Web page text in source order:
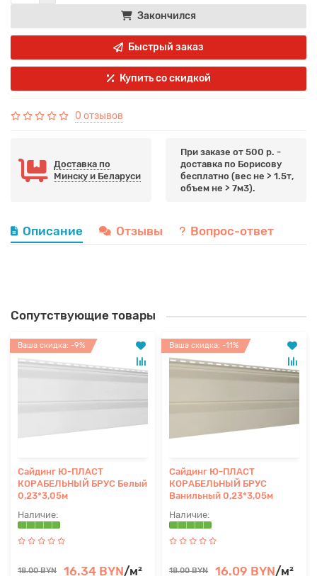
Закончился
Быстрый заказ
Купить со скидкой
0 отзывов
Доставка по
Минску и Беларуси
При заказе от 500 р. -
доставка по Борисову
бесплатно (вес не > 1.5т,
объем не > 7м3).
Описание Отзывы Вопрос-ответ
Сопутствующие товары
Ваша скидка: -9%
Сайдинг Ю-ПЛАСТ
КОРАБЕЛЬНЫЙ БРУС Белый
0,23*3,05м
18.00 BYN 16.34 BYN/м²
Ваша скидка: -11%
Сайдинг Ю-ПЛАСТ
КОРАБЕЛЬНЫЙ БРУС
Ванильный 0,23*3,05м
18.00 BYN 16.09 BYN/м²